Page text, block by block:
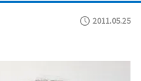
2011.05.25